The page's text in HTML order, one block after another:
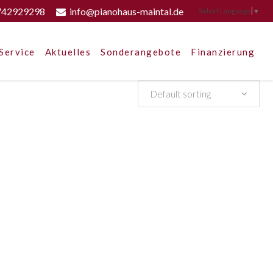
info@pianohaus-maintal.de Select Language ▼
Aktuelles Sonderangebote Finanzierung
Default sorting